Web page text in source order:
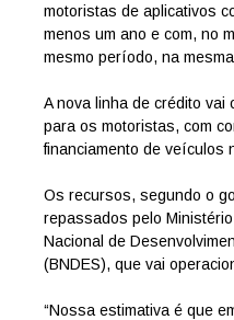
motoristas de aplicativos
menos um ano e com, no
mesmo período, na
A nova linha de crédito vai
para os motoristas, com
financiamento de veículos
Os recursos, segundo o
repassados pelo
Nacional de
(BNDES), que vai
“Nossa estimativa é que